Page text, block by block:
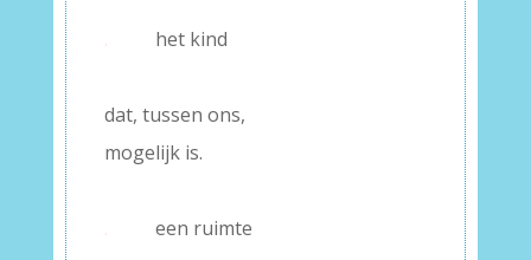
.
het kind
dat, tussen ons,
mogelijk is.
.
een ruimte